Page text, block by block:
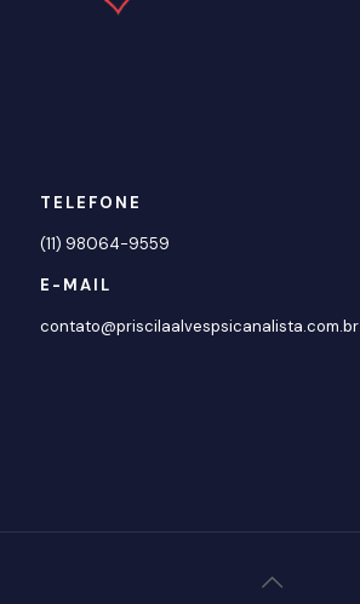
TELEFONE
(11) 98064-9559
E-MAIL
contato@priscilaalvespsicanalista.com.br